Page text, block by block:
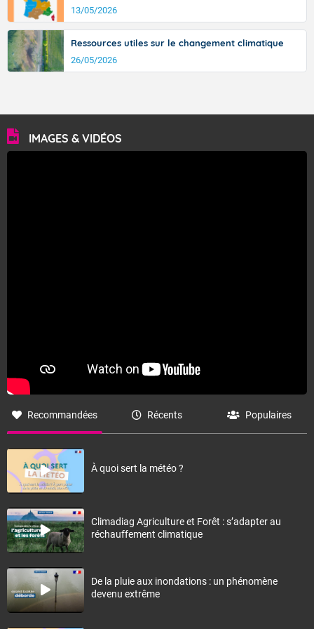
13/05/2026
Ressources utiles sur le changement climatique
26/05/2026
IMAGES & VIDÉOS
Recommandées Récents Populaires
À quoi sert la météo ?
Climadiag Agriculture et Forêt : s’adapter au
réchauffement climatique
De la pluie aux inondations : un phénomène
devenu extrême